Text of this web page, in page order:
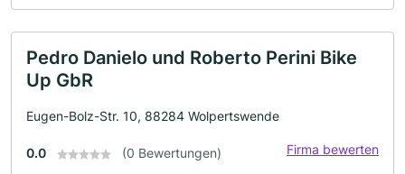
Pedro Danielo und Roberto Perini Bike
Up GbR
Eugen-Bolz-Str. 10, 88284 Wolpertswende
0.0 (0 Bewertungen) Firma bewerten